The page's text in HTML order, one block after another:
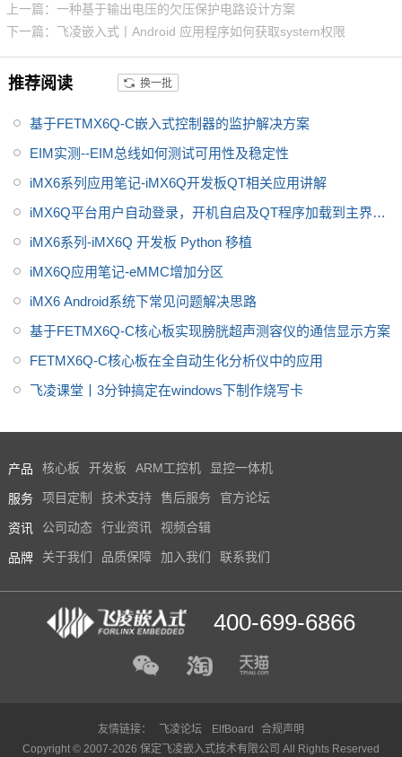
上一篇：一种基于输出电压的欠压保护电路设计方案
下一篇：飞凌嵌入式丨Android 应用程序如何获取system权限
推荐阅读 换一批
基于FETMX6Q-C嵌入式控制器的监护解决方案
EIM实测--EIM总线如何测试可用性及稳定性
iMX6系列应用笔记-iMX6Q开发板QT相关应用讲解
iMX6Q平台用户自动登录，开机自启及QT程序加载到主界面
解决思路
iMX6系列-iMX6Q 开发板 Python 移植
iMX6Q应用笔记-eMMC增加分区
iMX6 Android系统下常见问题解决思路
基于FETMX6Q-C核心板实现膀胱超声测容仪的通信显示方案
FETMX6Q-C核心板在全自动生化分析仪中的应用
飞凌课堂丨3分钟搞定在windows下制作烧写卡
产品 核心板 开发板 ARM工控机 显控一体机
服务 项目定制 技术支持 售后服务 官方论坛
资讯 公司动态 行业资讯 视频合辑
品牌 关于我们 品质保障 加入我们 联系我们
400-699-6866
友情链接： 飞凌论坛 ElfBoard
合规声明
Copyright © 2007-2026 保定飞凌嵌入式技术有限公司 All Rights Reserved